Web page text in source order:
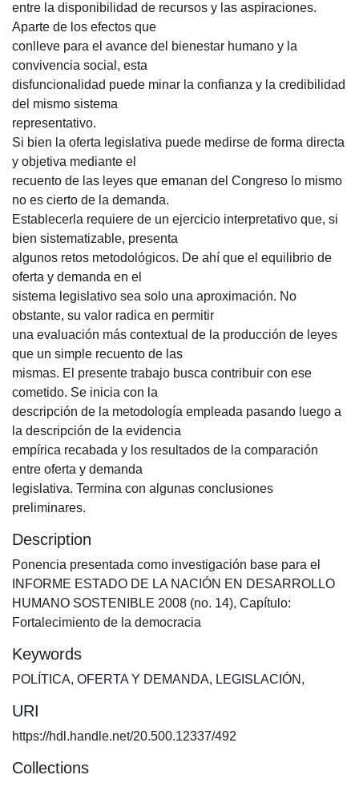
entre la disponibilidad de recursos y las aspiraciones.
Aparte de los efectos que
conlleve para el avance del bienestar humano y la
convivencia social, esta
disfuncionalidad puede minar la confianza y la credibilidad
del mismo sistema
representativo.
Si bien la oferta legislativa puede medirse de forma directa
y objetiva mediante el
recuento de las leyes que emanan del Congreso lo mismo
no es cierto de la demanda.
Establecerla requiere de un ejercicio interpretativo que, si
bien sistematizable, presenta
algunos retos metodológicos. De ahí que el equilibrio de
oferta y demanda en el
sistema legislativo sea solo una aproximación. No
obstante, su valor radica en permitir
una evaluación más contextual de la producción de leyes
que un simple recuento de las
mismas. El presente trabajo busca contribuir con ese
cometido. Se inicia con la
descripción de la metodología empleada pasando luego a
la descripción de la evidencia
empírica recabada y los resultados de la comparación
entre oferta y demanda
legislativa. Termina con algunas conclusiones
preliminares.
Description
Ponencia presentada como investigación base para el
INFORME ESTADO DE LA NACIÓN EN DESARROLLO
HUMANO SOSTENIBLE 2008 (no. 14), Capítulo:
Fortalecimiento de la democracia
Keywords
POLÍTICA, OFERTA Y DEMANDA, LEGISLACIÓN ,
URI
https://hdl.handle.net/20.500.12337/492
Collections